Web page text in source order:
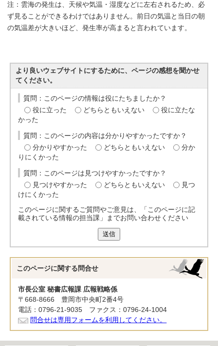
注：雲海の発生は、天候や気温・湿度などに左右されるため、必
ず見ることができるわけではありません。前日の気温と当日の朝
の気温差が大きいほど、発生率が高まると言われています。
より良いウェブサイトにするために、ページの感想を聞かせ
てください。
質問：このページの情報は役にたちましたか？
役に立った
どちらともいえない
役に立たな
かった
質問：このページの内容は分かりやすかったですか？
分かりやすかった
どちらともいえない
分か
りにくかった
質問：このページは見つけやすかったですか？
見つけやすかった
どちらともいえない
見つ
けにくかった
このページに関するご質問やご意見は、「このページに記
載されている情報の担当課」までお問い合わせください
送信
このページに関する 問合せ
市長公室 秘書広報課 広報戦略係
〒668-8666 豊岡市中央町2番4号
電話：0796-21-9035 ファクス：0796-24-1004
問合せは専用フォームを利用してください。